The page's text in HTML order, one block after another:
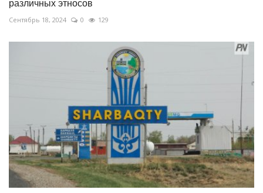
различных этносов
Сентябрь 18, 2024 0 129